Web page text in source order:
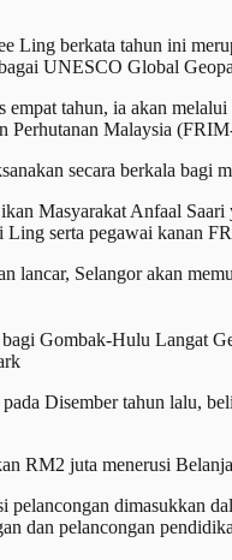
Ling berkata tahun ini
UNESCO Global
tahun, ia akan
Malaysia
secara berkala bagi
Masyarakat Anfaal
serta pegawai kanan
lancar, Selangor akan
Gombak-Hulu Langat
Disember tahun lalu,
RM2 juta menerusi
dimasukkan
dan pelancongan